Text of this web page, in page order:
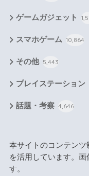
ゲームガジェット
スマホゲーム 10,864
その他 5,443
プレイステーション
話題・考察 4,646
本サイトのコンテン
を活用しています。
す。